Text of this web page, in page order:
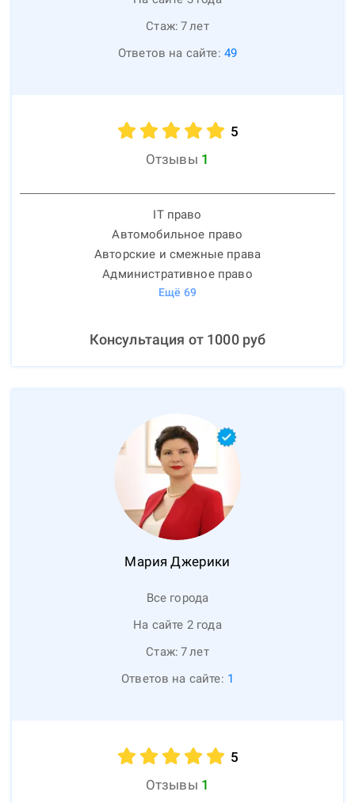
Стаж: 7лет
Ответов на сайте: 49
5
Отзывы 1
IT право
Автомобильное право
Авторские и смежные права
Административное право
Ещё 69
Консультация от 1000руб
Мария Джерики
Все города
На сайте 2 года
Стаж: 7лет
Ответов на сайте: 1
5
Отзывы 1